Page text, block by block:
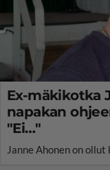
Ex-mäkikotka
napakan
"Ei…"
Janne Ahonen on